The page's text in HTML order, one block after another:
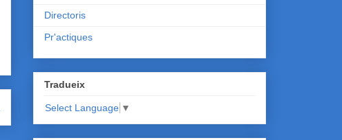
Directoris
Pr'actiques
Tradueix
Select Language ▼